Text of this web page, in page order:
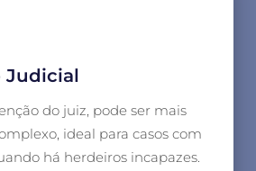
Judicial
do juiz, pode ser mais
ideal para casos com
há herdeiros incapazes.